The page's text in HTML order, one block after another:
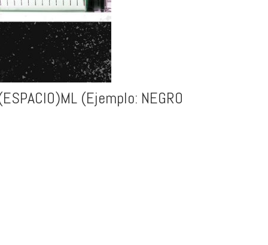
(Ejemplo: NEGRO